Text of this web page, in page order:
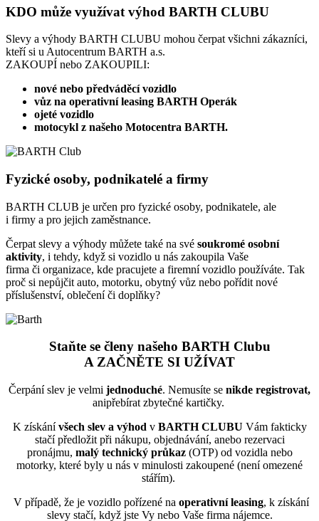
KDO může využívat výhod BARTH CLUBU
Slevy a výhody BARTH CLUBU mohou čerpat všichni zákazníci,
kteří si u Autocentrum BARTH a.s.
ZAKOUPÍ nebo ZAKOUPILI:
nové nebo předváděcí vozidlo
vůz na operativní leasing BARTH Operák
ojeté vozidlo
motocykl z našeho Motocentra BARTH.
Fyzické osoby, podnikatelé a firmy
BARTH CLUB je určen pro fyzické osoby, podnikatele, ale
i firmy a pro jejich zaměstnance.
Čerpat slevy a výhody můžete také na své soukromé osobní
aktivity, i tehdy, když si vozidlo u nás zakoupila Vaše
firma či organizace, kde pracujete a firemní vozidlo používáte. Tak
proč si nepůjčit auto, motorku, obytný vůz nebo pořídit nové
příslušenství, oblečení či doplňky?
Staňte se členy našeho BARTH Clubu
A ZAČNĚTE SI UŽÍVAT
Čerpání slev je velmi jednoduché. Nemusíte se nikde registrovat,
anipřebírat zbytečné kartičky.
K získánívšech slev a výhod v BARTH CLUBU Vám fakticky
stačí předložit při nákupu, objednávání, anebo rezervaci
pronájmu, malý technický průkaz(OTP) od vozidla nebo
motorky, které byly u nás v minulosti zakoupené (není omezené
stářím).
V případě, že je vozidlo pořízené na operativní leasing, k získání
slevy stačí, když jste Vy nebo Vaše firma nájemce.